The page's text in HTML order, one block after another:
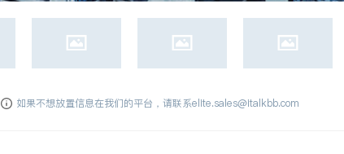
如果不想放置信息在我们的平台，请联系elite.sales@italkbb.com